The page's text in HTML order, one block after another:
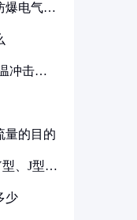
爆电气设
冲击要
量的目的
、J型、
少